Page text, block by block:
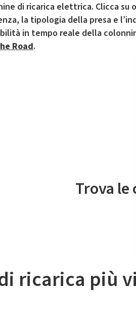
di ricarica elettrica. Clicca su
la tipologia della presa e
in tempo reale della
Road.
Il servizio di mobilità
Trova
ricarica più